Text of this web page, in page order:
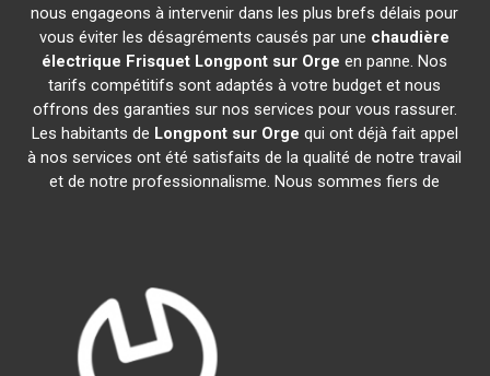
nous engageons à intervenir dans les plus brefs délais pour
vous éviter les désagréments causés par une chaudière
électrique Frisquet Longpont sur Orge en panne. Nos
tarifs compétitifs sont adaptés à votre budget et nous
offrons des garanties sur nos services pour vous rassurer.
Les habitants de Longpont sur Orge qui ont déjà fait appel
à nos services ont été satisfaits de la qualité de notre travail
et de notre professionnalisme. Nous sommes fiers de